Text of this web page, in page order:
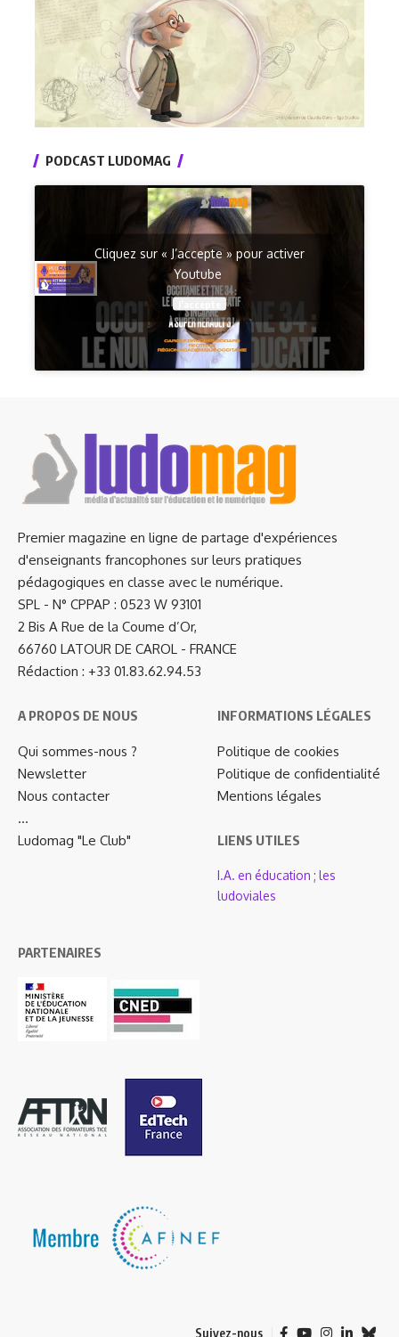
PODCAST LUDOMAG
Cliquez sur « J’accepte » pour activer
Youtube
Premier magazine en ligne de partage d'expériences
d'enseignants francophones sur leurs pratiques
pédagogiques en classe avec le numérique.
SPL - N° CPPAP : 0523 W 93101
2 Bis A Rue de la Coume d’Or,
66760 LATOUR DE CAROL - FRANCE
Rédaction : +33 01.83.62.94.53
A PROPOS DE NOUS
Qui sommes-nous ?
Newsletter
Nous contacter
…
Ludomag "Le Club"
INFORMATIONS LÉGALES
Politique de cookies
Politique de confidentialité
Mentions légales
LIENS UTILES
I.A. en éducation ; les
ludoviales
PARTENAIRES
Suivez-nous